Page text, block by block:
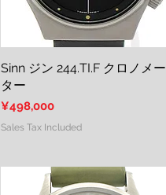
Quick View
Sinn ジン 244.TI.F クロノメー
ター
Price
¥498,000
Sales Tax Included